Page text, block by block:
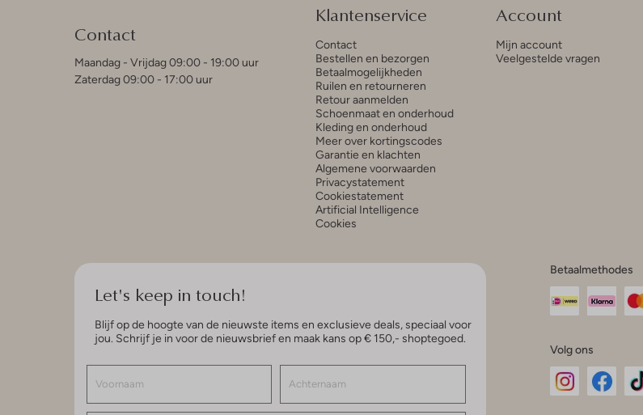
Contact
Maandag - Vrijdag 09:00 - 19:00 uur
Zaterdag 09:00 - 17:00 uur
Klantenservice
Contact
Bestellen en bezorgen
Betaalmogelijkheden
Ruilen en retourneren
Retour aanmelden
Schoenmaat en onderhoud
Kleding en onderhoud
Meer over kortingscodes
Garantie en klachten
Algemene voorwaarden
Privacystatement
Cookiestatement
Artificial Intelligence
Cookies
Account
Mijn account
Veelgestelde vragen
Let's keep in touch!
Blijf op de hoogte van de nieuwste items en exclusieve deals, speciaal voor
jou. Schrijf je in voor de nieuwsbrief en maak kans op € 150,- shoptegoed.
Betaalmethodes
Volg ons